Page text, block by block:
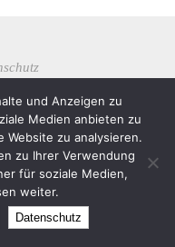
Informatik
& WordPress.
und Anzeigen zu
Medien anbieten zu
zu analysieren.
zu Ihrer Verwendung
für soziale Medien,
weiter.
Datenschutz